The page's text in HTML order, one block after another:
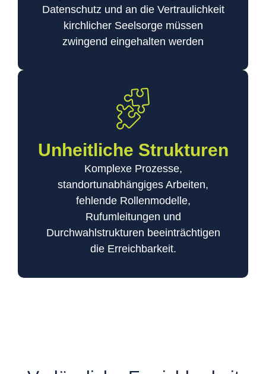
Datenschutz und an die Vertraulichkeit
kirchlicher Seelsorge müssen
zwingend eingehalten werden
Unheitliche Strukturen
Komplexe Prozesse,
standortunabhängiges Arbeiten,
fehlende Rollenmodelle,
Rufumleitungen und
Durchwahlstrukturen beeinträchtigen
die Erreichbarkeit.